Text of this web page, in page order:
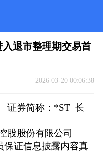
退市整理期交易首
2026-03-20 00:06:38
简称：*ST 长
有限公司
证信息披露内容真